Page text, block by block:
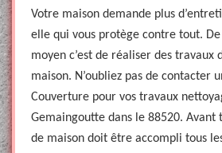
Votre maison demande plus
elle qui vous protège contre tout.
moyen c’est de réaliser des travaux
maison. N’oubliez pas de contacter
Couverture pour vos travaux
Gemaingoutte dans le 88520. Avant
de maison doit être accompli tous